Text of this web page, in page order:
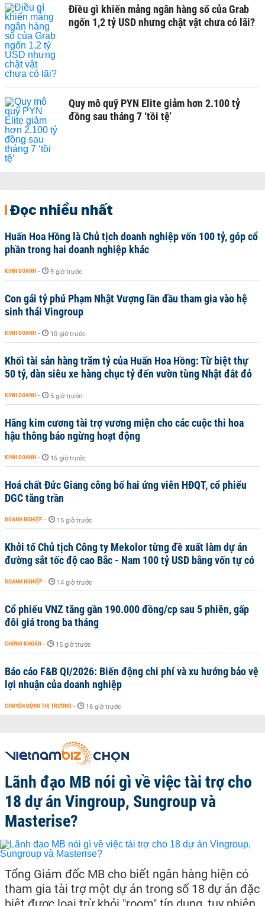
Điều gì khiến mảng ngân hàng số của Grab
ngốn 1,2 tỷ USD nhưng chật vật chưa có lãi?
Quy mô quỹ PYN Elite giảm hơn 2.100 tỷ
đồng sau tháng 7 ‘tồi tệ’
Đọc nhiều nhất
Huấn Hoa Hồng là Chủ tịch doanh nghiệp vốn 100 tỷ, góp cổ
phần trong hai doanh nghiệp khác
KINH DOANH - 9 giờ trước
Con gái tỷ phú Phạm Nhật Vượng lần đầu tham gia vào hệ
sinh thái Vingroup
KINH DOANH - 10 giờ trước
Khối tài sản hàng trăm tỷ của Huấn Hoa Hồng: Từ biệt thự
50 tỷ, dàn siêu xe hàng chục tỷ đến vườn tùng Nhật đắt đỏ
KINH DOANH - 5 giờ trước
Hãng kim cương tài trợ vương miện cho các cuộc thi hoa
hậu thông báo ngừng hoạt động
KINH DOANH - 15 giờ trước
Hoá chất Đức Giang công bố hai ứng viên HĐQT, cổ phiếu
DGC tăng trần
DOANH NGHIỆP - 15 giờ trước
Khởi tố Chủ tịch Công ty Mekolor từng đề xuất làm dự án
đường sắt tốc độ cao Bắc - Nam 100 tỷ USD bằng vốn tự có
DOANH NGHIỆP - 14 giờ trước
Cổ phiếu VNZ tăng gần 190.000 đồng/cp sau 5 phiên, gấp
đôi giá trong ba tháng
CHỨNG KHOÁN - 15 giờ trước
Báo cáo F&B QI/2026: Biến động chi phí và xu hướng bảo vệ
lợi nhuận của doanh nghiệp
CHUYỂN ĐỘNG THỊ TRƯỜNG - 16 giờ trước
Lãnh đạo MB nói gì về việc tài trợ cho
18 dự án Vingroup, Sungroup và
Masterise?
Tổng Giám đốc MB cho biết ngân hàng hiện có
tham gia tài trợ một dự án trong số 18 dự án đặc